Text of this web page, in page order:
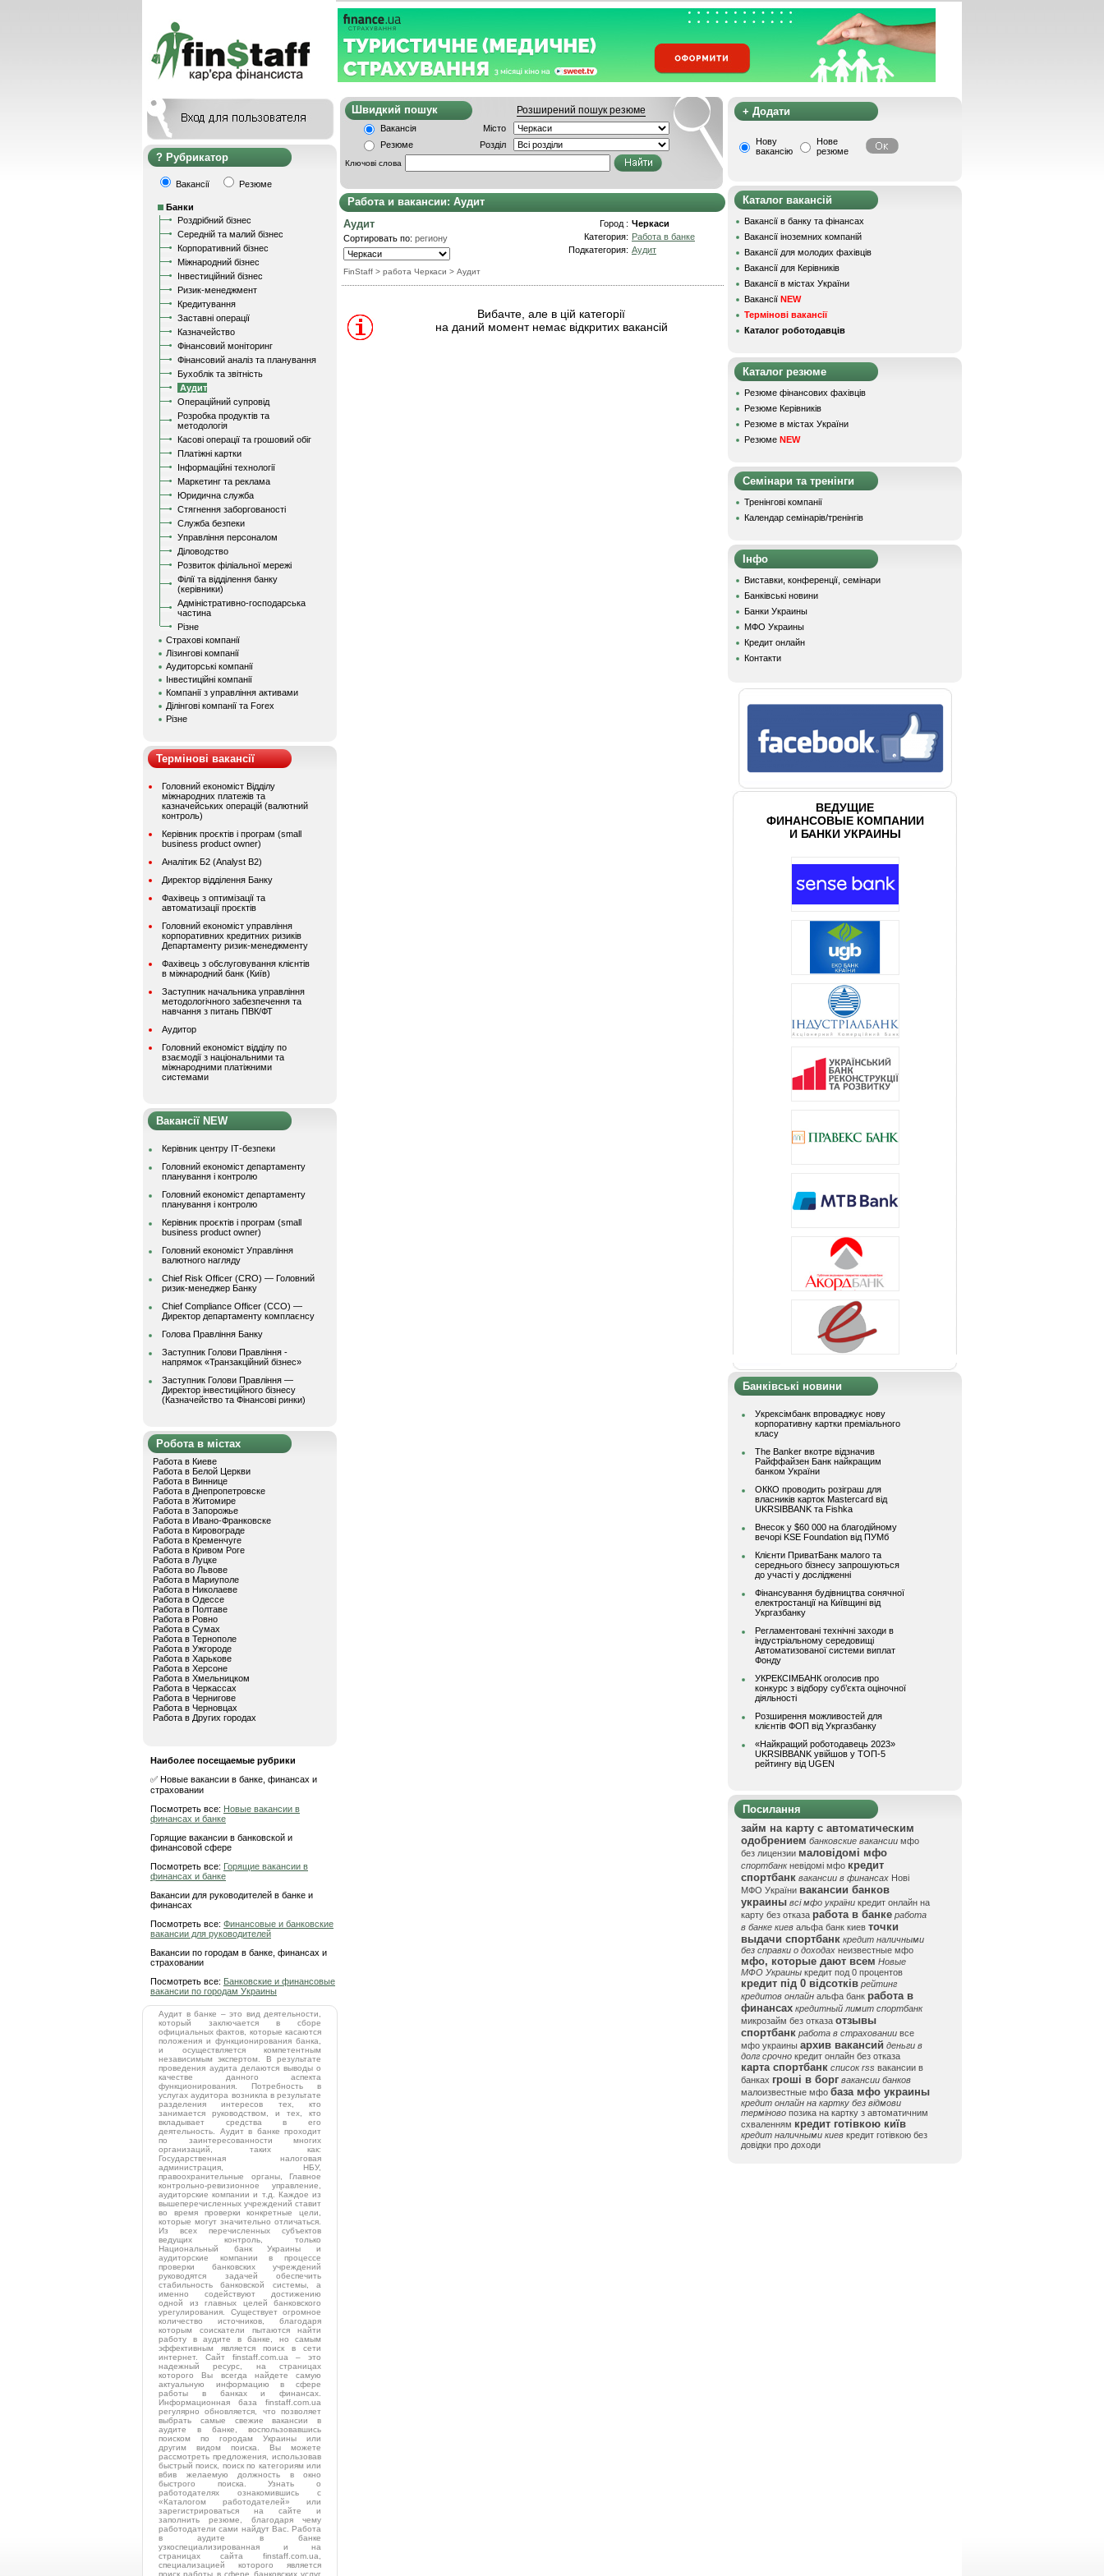
Рубрикатор
Вакансії Резюме
Банки
Роздрібний бізнес
Середній та малий бізнес
Корпоративний бізнес
Міжнародний бізнес
Інвестиційний бізнес
Ризик-менеджмент
Кредитування
Заставні операції
Казначейство
Фінансовий моніторинг
Фінансовий аналіз та планування
Бухоблік та звітність
Аудит
Операційний супровід
Розробка продуктів та
методологія
Касові операції та грошовий обіг
Платіжні картки
Інформаційні технології
Маркетинг та реклама
Юридична служба
Стягнення заборгованості
Служба безпеки
Управління персоналом
Діловодство
Розвиток філіальної мережі
Філії та відділення банку
(керівники)
Адміністративно-господарська
частина
Різне
Страхові компанії
Лізингові компанії
Аудиторські компанії
Інвестиційні компанії
Компанії з управління активами
Ділінгові компанії та Forex
Різне
Термінові вакансії
Головний економіст Відділу
міжнародних платежів та
казначейських операцій (валютний
контроль)
Керівник проєктів і програм (small
business product owner)
Аналітик Б2 (Analyst B2)
Директор відділення Банку
Фахівець з оптимізації та
автоматизації проєктів
Головний економіст управління
корпоративних кредитних ризиків
Департаменту ризик-менеджменту
Фахівець з обслуговування клієнтів
в міжнародний банк (Київ)
Заступник начальника управління
методологічного забезпечення та
навчання з питань ПВК/ФТ
Аудитор
Головний економіст відділу по
взаємодії з національними та
міжнародними платіжними
системами
Вакансії NEW
Керівник центру ІТ-безпеки
Головний економіст департаменту
планування і контролю
Головний економіст департаменту
планування і контролю
Керівник проєктів і програм (small
business product owner)
Головний економіст Управління
валютного нагляду
Chief Risk Officer (CRO) — Головний
ризик-менеджер Банку
Chief Compliance Officer (CCO) —
Директор департаменту комплаєнсу
Голова Правління Банку
Заступник Голови Правління -
напрямок «Транзакційний бізнес»
Заступник Голови Правління —
Директор інвестиційного бізнесу
(Казначейство та Фінансові ринки)
Робота в містах
Работа в Киеве
Работа в Белой Церкви
Работа в Виннице
Работа в Днепропетровске
Работа в Житомире
Работа в Запорожье
Работа в Ивано-Франковске
Работа в Кировограде
Работа в Кременчуге
Работа в Кривом Роге
Работа в Луцке
Работа во Львове
Работа в Мариуполе
Работа в Николаеве
Работа в Одессе
Работа в Полтаве
Работа в Ровно
Работа в Сумах
Работа в Тернополе
Работа в Ужгороде
Работа в Харькове
Работа в Херсоне
Работа в Хмельницком
Работа в Черкассах
Работа в Чернигове
Работа в Черновцах
Работа в Других городах
Наиболее посещаемые рубрики
✅ Новые вакансии в банке, финансах и
страховании
Посмотреть все: Новые вакансии в
финансах и банке
Горящие вакансии в банковской и
финансовой сфере
Посмотреть все: Горящие вакансии в
финансах и банке
Вакансии для руководителей в банке и
финансах
Посмотреть все: Финансовые и банковские
вакансии для руководителей
Вакансии по городам в банке, финансах и
страховании
Посмотреть все: Банковские и финансовые
вакансии по городам Украины
Аудит в банке – это вид деятельности,
который заключается в сборе
официальных фактов, которые касаются
положения и функционирования банка,
и осуществляется компетентным
независимым экспертом. В результате
проведения аудита делаются выводы о
качестве данного аспекта
функционирования. Потребность в
услугах аудитора возникла в результате
разделения интересов тех, кто
занимается руководством, и тех, кто
вкладывает средства в его
деятельность. Аудит в банке проходит
по заинтересованности многих
организаций, таких как:
Государственная налоговая
администрация, НБУ,
правоохранительные органы, Главное
контрольно-ревизионное управление,
аудиторские компании и т.д. Каждое из
вышеперечисленных учреждений ставит
во время проверки конкретные цели,
которые могут значительно отличаться.
Из всех перечисленных субъектов
ведущих контроль, только
Национальный банк Украины и
аудиторские компании в процессе
проверки банковских учреждений
руководятся задачей обеспечить
стабильность банковской системы, а
именно содействуют достижению
одной из главных целей банковского
урегулирования. Существует огромное
количество источников, благодаря
которым соискатели пытаются найти
работу в аудите в банке, но самым
эффективным является поиск в сети
интернет. Сайт finstaff.com.ua – это
надежный ресурс, на страницах
которого Вы всегда найдете самую
актуальную информацию в сфере
работы в банках и финансах.
Информационная база finstaff.com.ua
регулярно обновляется, что позволяет
выбрать самые свежие вакансии в
аудите в банке, воспользовавшись
поиском по городам Украины или
другим видом поиска. Вы можете
рассмотреть предложения, использовав
быстрый поиск, поиск по категориям или
вбив желаемую должность в окно
быстрого поиска. Узнать о
работодателях ознакомившись с
«Каталогом работодателей» или
зарегистрироваться на сайте и
заполнить резюме, благодаря чему
работодатели сами найдут Вас. Работа
в аудите в банке
узкоспециализированная и на
страницах сайта finstaff.com.ua,
специализацией которого является
поиск работы в сфере банковских услуг
Швидкий пошук Розширений пошук резюме
Вакансія
Місто
Резюме
Розділ
Ключові слова
Работа и вакансии: Аудит
Аудит
Сортировать по: региону
FinStaff > работа Черкаси > Аудит
Город : Черкаси
Категория: Работа в банке
Подкатегория: Аудит
Вибачте, але в цій категорії
на даний момент немає відкритих вакансій
+ Додати
Нову
вакансію
Нове
резюме
Каталог вакансій
Вакансії в банку та фінансах
Вакансії іноземних компаній
Вакансії для молодих фахівців
Вакансії для Керівників
Вакансії в містах України
Вакансії NEW
Термінові вакансії
Каталог роботодавців
Каталог резюме
Резюме фінансових фахівців
Резюме Керівників
Резюме в містах України
Резюме NEW
Семінари та тренінги
Тренінгові компанії
Календар семінарів/тренінгів
Інфо
Виставки, конференції, семінари
Банківські новини
Банки Украины
МФО Украины
Кредит онлайн
Контакти
ВЕДУЩИЕ
ФИНАНСОВЫЕ КОМПАНИИ
И БАНКИ УКРАИНЫ
Банківські новини
Укрексімбанк впроваджує нову
корпоративну картки преміального
класу
The Banker вкотре відзначив
Райффайзен Банк найкращим
банком України
ОККО проводить розіграш для
власників карток Mastercard від
UKRSIBBANK та Fishka
Внесок у $60 000 на благодійному
вечорі KSE Foundation від ПУМб
Клієнти ПриватБанк малого та
середнього бізнесу запрошуються
до участі у дослідженні
Фінансування будівництва сонячної
електростанції на Київщині від
Укргазбанку
Регламентовані технічні заходи в
індустріальному середовищі
Автоматизованої системи виплат
Фонду
УКРЕКСІМБАНК оголосив про
конкурс з відбору суб’єкта оціночної
діяльності
Розширення можливостей для
клієнтів ФОП від Укргазбанку
«Найкращий роботодавець 2023»
UKRSIBBANK увійшов у ТОП-5
рейтингу від UGEN
Посилання
займ на карту с автоматическим
одобрением банковские вакансии мфо
без лицензии маловідомі мфо
спортбанк невідомі мфо кредит
спортбанк вакансии в финансах Нові
МФО України вакансии банков
украины всі мфо україни кредит онлайн на
карту без отказа работа в банке работа
в банке киев альфа банк киев точки
выдачи спортбанк кредит наличными
без справки о доходах неизвестные мфо
мфо, которые дают всем Новые
МФО Украины кредит под 0 процентов
кредит під 0 відсотків рейтинг
кредитов онлайн альфа банк работа в
финансах кредитный лимит спортбанк
микрозайм без отказа отзывы
спортбанк работа в страховании все
мфо украины архив вакансий деньги в
долг срочно кредит онлайн без отказа
карта спортбанк список rss вакансии в
банках гроші в борг вакансии банков
малоизвестные мфо база мфо украины
кредит онлайн на картку без відмови
терміново позика на картку з автоматичним
схваленням кредит готівкою київ
кредит наличными киев кредит готівкою без
довідки про доходи